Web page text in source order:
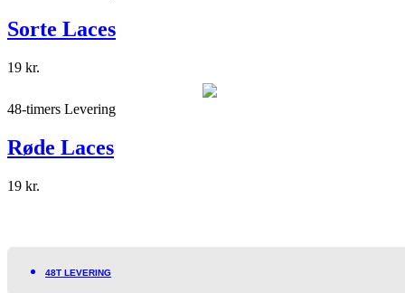
Sorte Laces
19 kr.
48-timers Levering
Røde Laces
19 kr.
48T LEVERING